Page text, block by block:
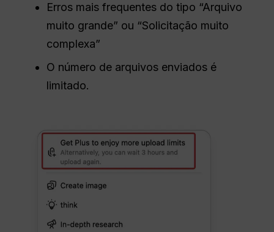
Erros mais frequentes do tipo “Arquivo
muito grande” ou “Solicitação muito
complexa”
O número de arquivos enviados é
limitado.